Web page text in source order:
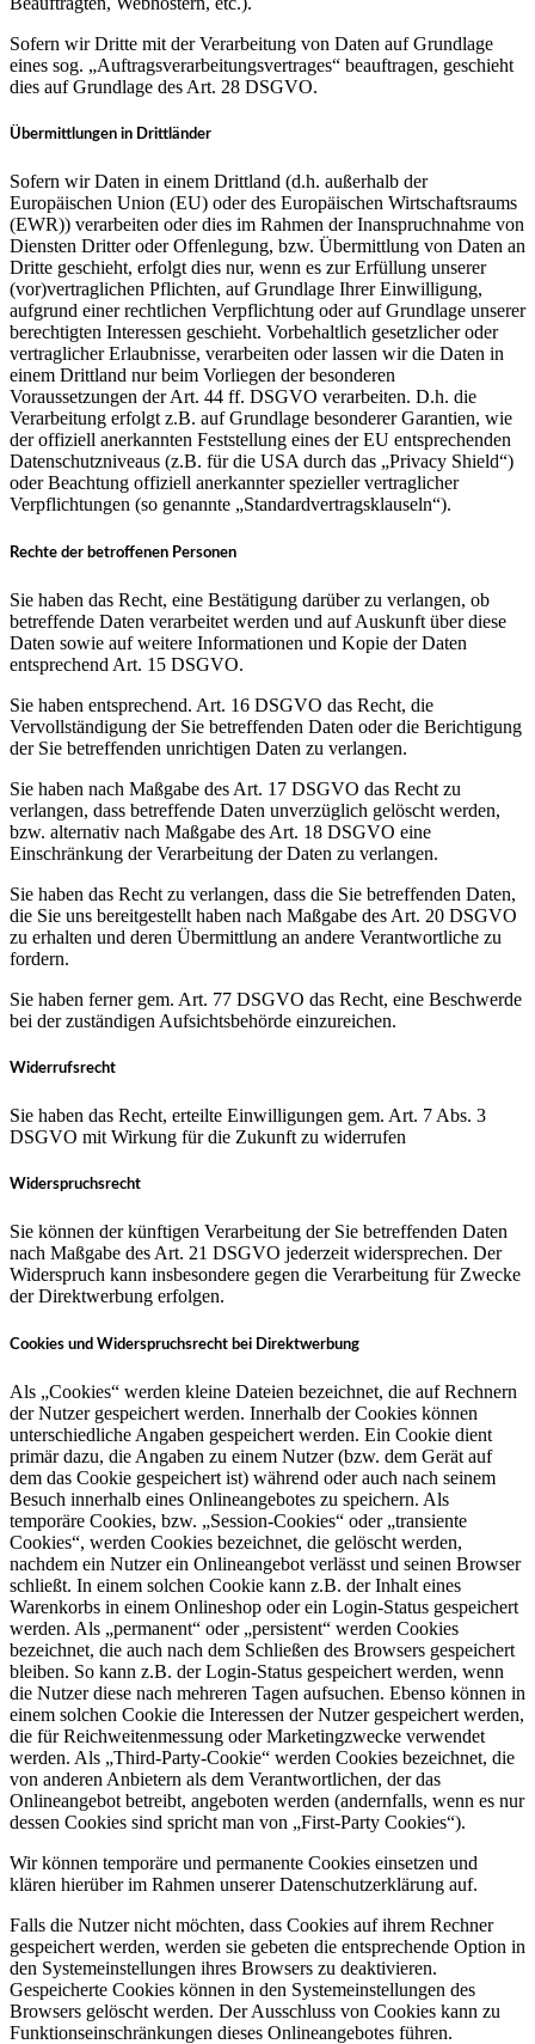
Sofern wir Dritte mit der Verarbeitung von Daten auf Grundlage
eines sog. „Auftragsverarbeitungsvertrages“ beauftragen, geschieht
dies auf Grundlage des Art. 28 DSGVO.
Übermittlungen in Drittländer
Sofern wir Daten in einem Drittland (d.h. außerhalb der
Europäischen Union (EU) oder des Europäischen Wirtschaftsraums
(EWR)) verarbeiten oder dies im Rahmen der Inanspruchnahme von
Diensten Dritter oder Offenlegung, bzw. Übermittlung von Daten an
Dritte geschieht, erfolgt dies nur, wenn es zur Erfüllung unserer
(vor)vertraglichen Pflichten, auf Grundlage Ihrer Einwilligung,
aufgrund einer rechtlichen Verpflichtung oder auf Grundlage unserer
berechtigten Interessen geschieht. Vorbehaltlich gesetzlicher oder
vertraglicher Erlaubnisse, verarbeiten oder lassen wir die Daten in
einem Drittland nur beim Vorliegen der besonderen
Voraussetzungen der Art. 44 ff. DSGVO verarbeiten. D.h. die
Verarbeitung erfolgt z.B. auf Grundlage besonderer Garantien, wie
der offiziell anerkannten Feststellung eines der EU entsprechenden
Datenschutzniveaus (z.B. für die USA durch das „Privacy Shield“)
oder Beachtung offiziell anerkannter spezieller vertraglicher
Verpflichtungen (so genannte „Standardvertragsklauseln“).
Rechte der betroffenen Personen
Sie haben das Recht, eine Bestätigung darüber zu verlangen, ob
betreffende Daten verarbeitet werden und auf Auskunft über diese
Daten sowie auf weitere Informationen und Kopie der Daten
entsprechend Art. 15 DSGVO.
Sie haben entsprechend. Art. 16 DSGVO das Recht, die
Vervollständigung der Sie betreffenden Daten oder die Berichtigung
der Sie betreffenden unrichtigen Daten zu verlangen.
Sie haben nach Maßgabe des Art. 17 DSGVO das Recht zu
verlangen, dass betreffende Daten unverzüglich gelöscht werden,
bzw. alternativ nach Maßgabe des Art. 18 DSGVO eine
Einschränkung der Verarbeitung der Daten zu verlangen.
Sie haben das Recht zu verlangen, dass die Sie betreffenden Daten,
die Sie uns bereitgestellt haben nach Maßgabe des Art. 20 DSGVO
zu erhalten und deren Übermittlung an andere Verantwortliche zu
fordern.
Sie haben ferner gem. Art. 77 DSGVO das Recht, eine Beschwerde
bei der zuständigen Aufsichtsbehörde einzureichen.
Widerrufsrecht
Sie haben das Recht, erteilte Einwilligungen gem. Art. 7 Abs. 3
DSGVO mit Wirkung für die Zukunft zu widerrufen
Widerspruchsrecht
Sie können der künftigen Verarbeitung der Sie betreffenden Daten
nach Maßgabe des Art. 21 DSGVO jederzeit widersprechen. Der
Widerspruch kann insbesondere gegen die Verarbeitung für Zwecke
der Direktwerbung erfolgen.
Cookies und Widerspruchsrecht bei Direktwerbung
Als „Cookies“ werden kleine Dateien bezeichnet, die auf Rechnern
der Nutzer gespeichert werden. Innerhalb der Cookies können
unterschiedliche Angaben gespeichert werden. Ein Cookie dient
primär dazu, die Angaben zu einem Nutzer (bzw. dem Gerät auf
dem das Cookie gespeichert ist) während oder auch nach seinem
Besuch innerhalb eines Onlineangebotes zu speichern. Als
temporäre Cookies, bzw. „Session-Cookies“ oder „transiente
Cookies“, werden Cookies bezeichnet, die gelöscht werden,
nachdem ein Nutzer ein Onlineangebot verlässt und seinen Browser
schließt. In einem solchen Cookie kann z.B. der Inhalt eines
Warenkorbs in einem Onlineshop oder ein Login-Status gespeichert
werden. Als „permanent“ oder „persistent“ werden Cookies
bezeichnet, die auch nach dem Schließen des Browsers gespeichert
bleiben. So kann z.B. der Login-Status gespeichert werden, wenn
die Nutzer diese nach mehreren Tagen aufsuchen. Ebenso können in
einem solchen Cookie die Interessen der Nutzer gespeichert werden,
die für Reichweitenmessung oder Marketingzwecke verwendet
werden. Als „Third-Party-Cookie“ werden Cookies bezeichnet, die
von anderen Anbietern als dem Verantwortlichen, der das
Onlineangebot betreibt, angeboten werden (andernfalls, wenn es nur
dessen Cookies sind spricht man von „First-Party Cookies“).
Wir können temporäre und permanente Cookies einsetzen und
klären hierüber im Rahmen unserer Datenschutzerklärung auf.
Falls die Nutzer nicht möchten, dass Cookies auf ihrem Rechner
gespeichert werden, werden sie gebeten die entsprechende Option in
den Systemeinstellungen ihres Browsers zu deaktivieren.
Gespeicherte Cookies können in den Systemeinstellungen des
Browsers gelöscht werden. Der Ausschluss von Cookies kann zu
Funktionseinschränkungen dieses Onlineangebotes führen.